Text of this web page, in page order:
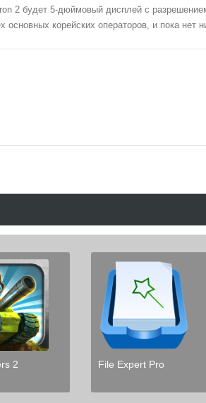
2 будет 5-дюймовый дисплей с
основных корейских операторов, и пока
2 File Expert Pro